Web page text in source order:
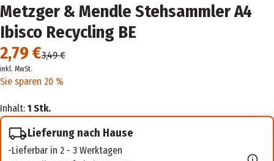
Metzger & Mendle Stehsammler A4
Ibisco Recycling BE
2,79 €3,49 €
inkl. MwSt.
Sie sparen 20 %
Inhalt: 1 Stk.
Lieferung nach Hause
Lieferbar in 2 - 3 Werktagen